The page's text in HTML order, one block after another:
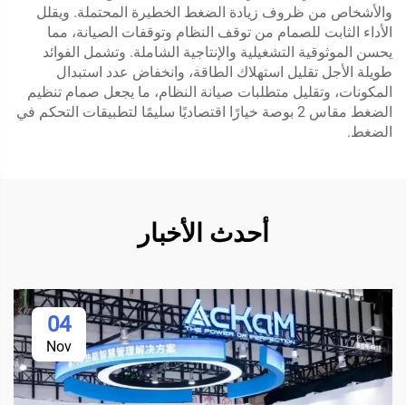
والأشخاص من ظروف زيادة الضغط الخطيرة المحتملة. ويقلل
الأداء الثابت للصمام من توقف النظام وتوقفات الصيانة، مما
يحسن الموثوقية التشغيلية والإنتاجية الشاملة. وتشمل الفوائد
طويلة الأجل تقليل استهلاك الطاقة، وانخفاض عدد استبدال
المكونات، وتقليل متطلبات صيانة النظام، ما يجعل صمام تنظيم
الضغط مقاس 2 بوصة خيارًا اقتصاديًا سليمًا لتطبيقات التحكم في
الضغط.
أحدث الأخبار
04
Nov